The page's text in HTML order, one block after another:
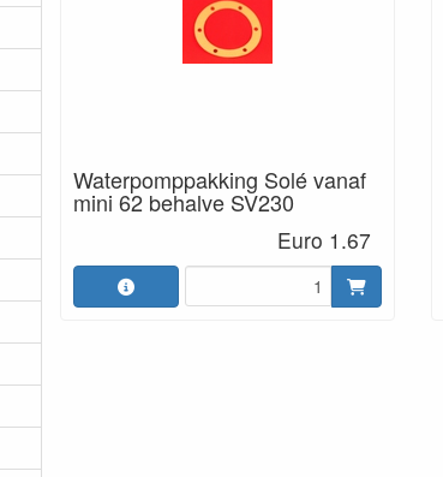
Waterpomppakking Solé vanaf
mini 62 behalve SV230
Euro 1.67